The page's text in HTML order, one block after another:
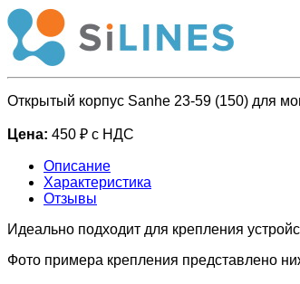
Открытый корпус Sanhe 23-59 (150) для
Цена: 450 ₽ с НДС
Описание
Характеристика
Отзывы
Идеально подходит для крепления
Фото примера крепления представлено